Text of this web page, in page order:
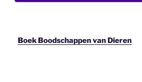
Boek Boodschappen van Dieren